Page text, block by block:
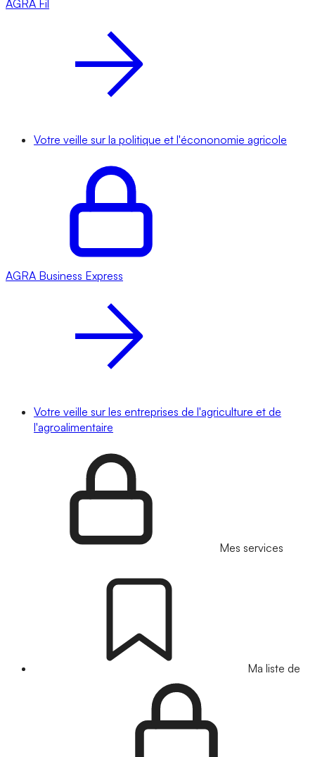
AGRA Fil
Votre veille sur la politique et l'écononomie agricole
AGRA Business Express
Votre veille sur les entreprises de l'agriculture et de
l'agroalimentaire
Mes services
Ma liste de